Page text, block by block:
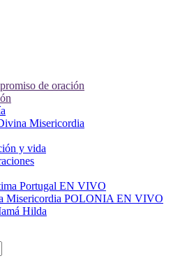
de oración
Misericordia
y vida
Portugal EN VIVO
Misericordia POLONIA EN VIVO
Hilda